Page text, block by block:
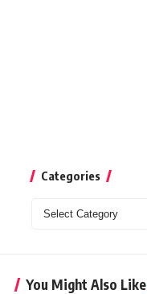
Categories
Categories
You Might Also Like